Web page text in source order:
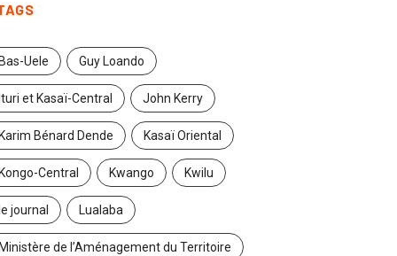
Bas-Uele Guy Loando
Ituri et Kasaï-Central John Kerry
Karim Bénard Dende Kasaï Oriental
Kongo-Central Kwango Kwilu
le journal Lualaba
Ministère de l’Aménagement du Territoire